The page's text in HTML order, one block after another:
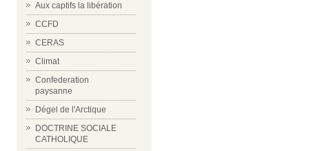
Aux captifs la libération
CCFD
CERAS
Climat
Confederation
paysanne
Dégel de l'Arctique
DOCTRINE SOCIALE
CATHOLIQUE